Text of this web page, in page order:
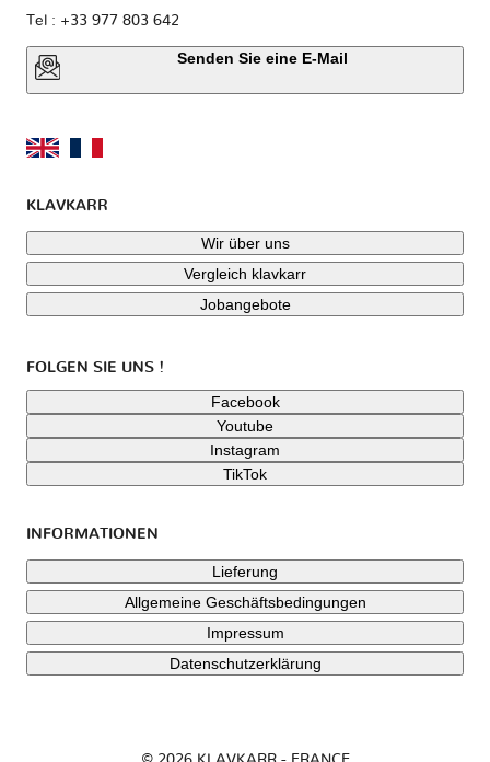
Tel : +33 977 803 642
Senden Sie eine E-Mail
KLAVKARR
Wir über uns
Vergleich klavkarr
Jobangebote
FOLGEN SIE UNS !
Facebook
Youtube
Instagram
TikTok
INFORMATIONEN
Lieferung
Allgemeine Geschäftsbedingungen
Impressum
Datenschutzerklärung